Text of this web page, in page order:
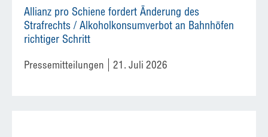
Allianz pro Schiene fordert Änderung des
Strafrechts / Alkoholkonsumverbot an Bahnhöfen
richtiger Schritt
Pressemitteilungen 21. Juli 2026